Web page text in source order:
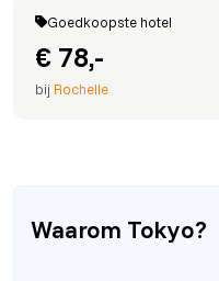
Goedkoopste hotel
€ 78,-
bij Rochelle
Waarom Tokyo?